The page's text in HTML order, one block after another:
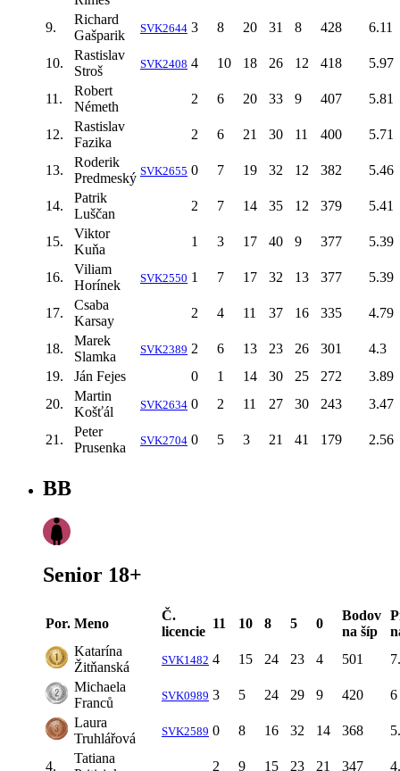
9.
Richard
Gašparik
SVK2644 3 8 20 31 8 428 6.11
10.
Rastislav
Stroš
SVK2408 4 10 18 26 12 418 5.97
11.
Robert
Németh
2 6 20 33 9 407 5.81
12.
Rastislav
Fazika
2 6 21 30 11 400 5.71
13.
Roderik
Predmeský SVK2655 0 7 19 32 12 382 5.46
14.
Patrik
Luščan
2 7 14 35 12 379 5.41
15.
Viktor
Kuňa
1 3 17 40 9 377 5.39
16.
Viliam
Horínek
SVK2550 1 7 17 32 13 377 5.39
17.
Csaba
Karsay
2 4 11 37 16 335 4.79
18.
Marek
Slamka
SVK2389 2 6 13 23 26 301
4.3
19.
Ján Fejes 0 1 14 30 25 272
3.89
20.
Martin
Košťál
SVK2634 0 2 11 27 30 243 3.47
21.
Peter
Prusenka
SVK2704 0 5 3 21 41 179 2.56
BB
Senior 18+
Por. Meno
Č.
licencie
11 10 8 5 0
Bodov
na šíp
Katarína
Žitňanská
SVK1482 4 15 24 23 4 501
Michaela
Franců
SVK0989 3 5 24 29 9 420
6
Laura
Truhlářová
SVK2589 0 8 16 32 14 368
4.
Tatiana
2 9 15 23 21 347